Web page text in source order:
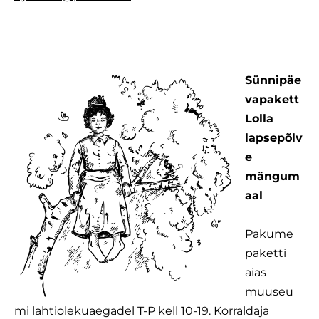
Sünnipäe
vapakett
Lolla
lapsepõlv
e
mängum
aal
Pakume
paketti
aias
muuseu
mi lahtiolekuaegadel T-P kell 10-19. Korraldaja